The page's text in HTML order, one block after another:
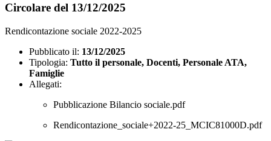
Circolare del 13/12/2025
Rendicontazione sociale 2022-2025
Pubblicato il: 13/12/2025
Tipologia: Tutto il personale, Docenti, Personale ATA,
Famiglie
Allegati:
Pubblicazione Bilancio sociale.pdf
Rendicontazione_sociale+2022-25_MCIC81000D.pdf